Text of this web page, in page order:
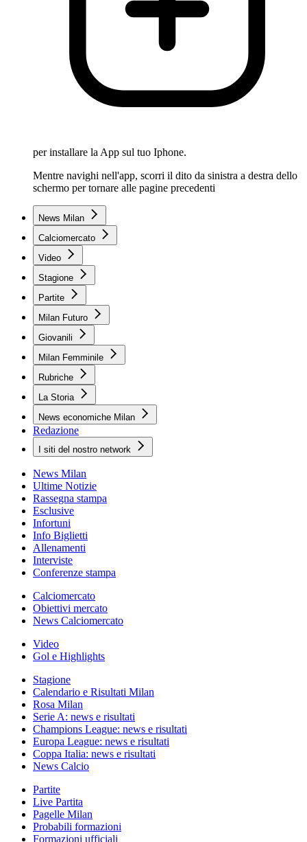
per installare la App sul tuo Iphone.
Mentre navighi nell'app, scorri il dito da sinistra a destra dello
schermo per tornare alle pagine precedenti
News Milan
Calciomercato
Video
Stagione
Partite
Milan Futuro
Giovanili
Milan Femminile
Rubriche
La Storia
News economiche Milan
Redazione
I siti del nostro network
News Milan
Ultime Notizie
Rassegna stampa
Esclusive
Infortuni
Info Biglietti
Allenamenti
Interviste
Conferenze stampa
Calciomercato
Obiettivi mercato
News Calciomercato
Video
Gol e Highlights
Stagione
Calendario e Risultati Milan
Rosa Milan
Serie A: news e risultati
Champions League: news e risultati
Europa League: news e risultati
Coppa Italia: news e risultati
News Calcio
Partite
Live Partita
Pagelle Milan
Probabili formazioni
Formazioni ufficiali